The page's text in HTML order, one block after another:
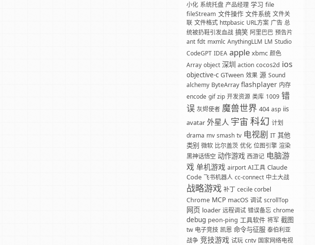
小化 系统托盘 产品经理 学习 file
fileStream 文件操作 文件系统 文件关
联 文件格式 httpbasic URL方案 广告 总
统被扔鞋引发血战 搞笑 阿里巴巴 预告片
ant fdt mxmlc AnythingLLM LM Studio
CodeGPT IDEA apple xbmc 颜色
Array object 深圳 action cocos2d ios
objective-c GTween 效果 源 Sound
alchemy ByteArray flashplayer 内存
encode gif zip 开发资源 类库 1009 错
误 灰烬使者 魔兽世界 404 asp iis
avatar 外星人 宇宙 科幻 计划
drama mv smash tv 电视剧 IT 其他
类别 微软 比尔盖茨 优化 位图引擎 渲染
黑神话悟空 动作游戏 西游记 电脑游
戏 单机游戏 airport AI工具 Claude
Code 飞书机器人 cc-connect 中土大战
战略游戏 补丁 cecile corbel
Chrome MCP macOS 调试 scrollTop
网页 loader 远程调试 错误备忘 chrome
debug peon-ping 工具软件 将军 截图
tw 电子竞技 凯恩 命令与征服 泰伯利亚
战争 竞技游戏 试玩 cntv 国家网络电视